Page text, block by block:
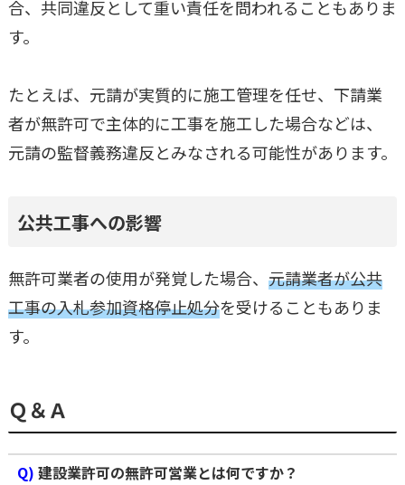
合、共同違反として重い責任を問われることもありま
す。
たとえば、元請が実質的に施工管理を任せ、下請業
者が無許可で主体的に工事を施工した場合などは、
元請の監督義務違反とみなされる可能性があります。
公共工事への影響
無許可業者の使用が発覚した場合、 元請業者が公共
工事の入札参加資格停止処分を受けることもありま
す。
Ｑ＆Ａ
Q) 建設業許可の無許可営業とは何ですか？